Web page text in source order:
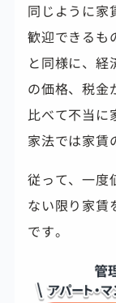
同じように家
歓迎できるも
と同様に、
の価格、税金
比べて不当に
家法では家賃
従って、一度
ない限り 家賃
です。